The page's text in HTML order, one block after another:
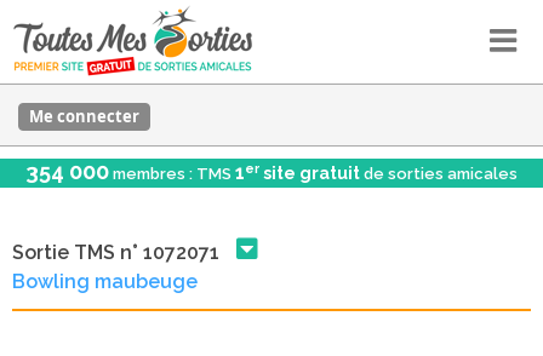
Me connecter
354 000 membres : TMS 1er site gratuit de sorties amicales
Sortie TMS n° 1072071
Bowling maubeuge